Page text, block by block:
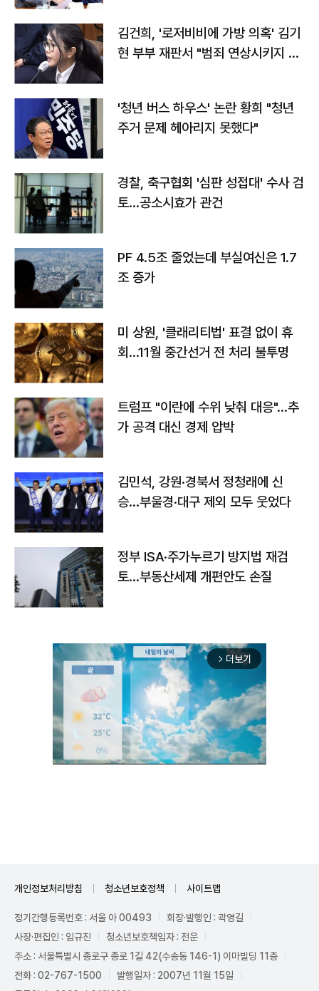
김건희, '로저비비에 가방 의혹' 김기
현 부부 재판서 "범죄 연상시키지 말
'청년 버스 하우스' 논란 황희 "청년
주거 문제 헤아리지 못했다"
경찰, 축구협회 '심판 성접대' 수사 검
토…공소시효가 관건
PF 4.5조 줄었는데 부실여신은 1.7
조 증가
미 상원, '클래리티법' 표결 없이 휴
회…11월 중간선거 전 처리 불투명
트럼프 "이란에 수위 낮춰 대응"…추
가 공격 대신 경제 압박
김민석, 강원·경북서 정청래에 신
승…부울경·대구 제외 모두 웃었다
정부 ISA·주가누르기 방지법 재검
토…부동산세제 개편안도 손질
arrow_forward_ios 더보기
개인정보처리방침 청소년보호정책 사이트맵
정기간행등록번호 : 서울 아 00493
회장·발행인 : 곽영길
사장·편집인 : 임규진
청소년보호책임자 : 전운
주소 : 서울특별시 종로구 종로 1길 42(수송동 146-1) 이마빌딩 11층
전화 : 02-767-1500
발행일자 : 2007년 11월 15일